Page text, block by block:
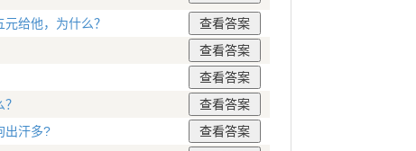
给他，为什么？
出汗多?